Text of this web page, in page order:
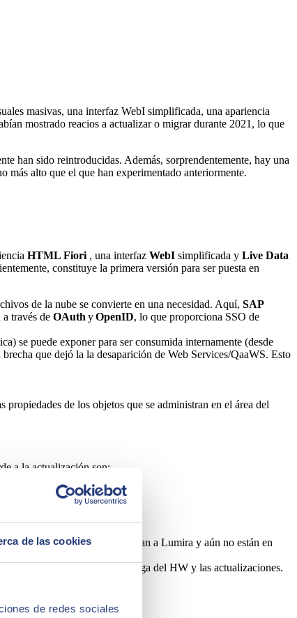
de las cookies
de redes sociales
masivas, una interfaz WebI simplificada, una apariencia
mostrado reacios a actualizar o migrar durante 2021, lo que
han sido reintroducidas. Además, sorprendentemente, hay una
más alto que el que han experimentado anteriormente.
HTML Fiori , una interfaz WebI simplificada y Live Data
constituye la primera versión para ser puesta en
de la nube se convierte en una necesidad. Aquí, SAP
través de OAuth yOpenID, lo que proporciona SSO de
se puede exponer para ser consumida internamente (desde
que dejó la la desaparición de Web Services/QaaWS. Esto
de los objetos que se administran en el área del
a la actualización son:
opción para los que extrañan a Lumira y aún no están en
aloja el SW y el SO y se encarga del HW y las actualizaciones.